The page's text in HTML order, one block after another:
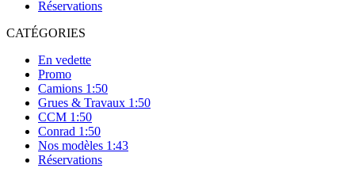
Réservations
CATÉGORIES
En vedette
Promo
Camions 1:50
Grues & Travaux 1:50
CCM 1:50
Conrad 1:50
Nos modèles 1:43
Réservations